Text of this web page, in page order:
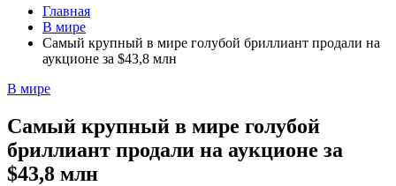
Главная
В мире
Самый крупный в мире голубой бриллиант продали на
аукционе за $43,8 млн
В мире
Самый крупный в мире голубой
бриллиант продали на аукционе за
$43,8 млн